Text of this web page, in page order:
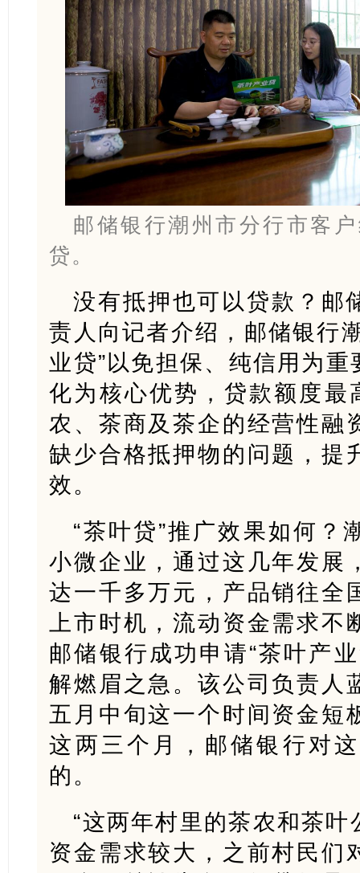
邮储银行潮州市分行市客
贷。
没有抵押也可以贷款？邮
责人向记者介绍，邮储银行
业贷”以免担保、纯信用为
化为核心优势，贷款额度
农、茶商及茶企的经营性融
缺少合格抵押物的问题，提
效。
“茶叶贷”推广效果如何？
小微企业，通过这几年发展
达一千多万元，产品销往全
上市时机，流动资金需求
邮储银行成功申请“茶叶产
解燃眉之急。该公司负责人
五月中旬这一个时间资金短
这两三个月，邮储银行对
的。
“这两年村里的茶农和茶
资金需求较大，之前村民们